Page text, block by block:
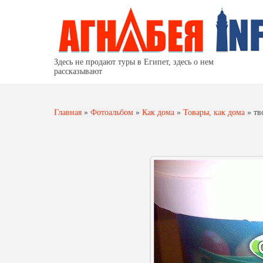
Здесь не продают туры в Египет, здесь о нем
рассказывают
Главная » Фотоальбом » Как дома » Товары, как дома »